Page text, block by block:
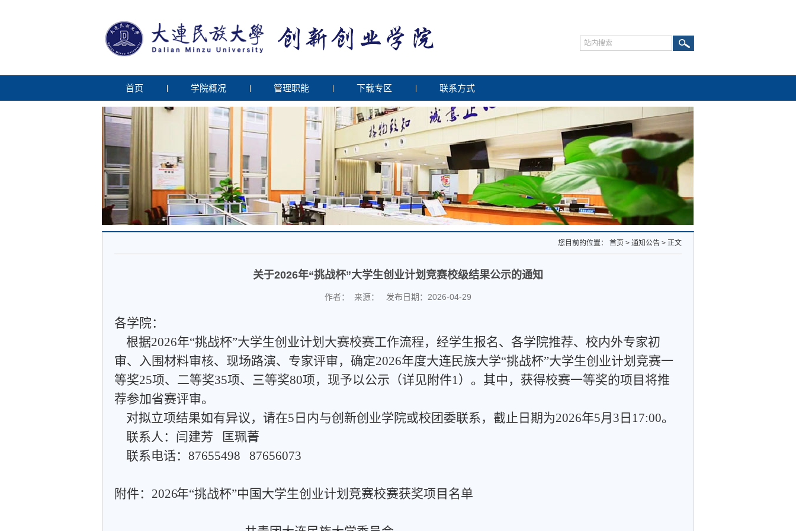
首页 学院概况 管理职能 下载专区 联系方式
您目前的位置： 首页 > 通知公告 > 正文
关于2026年“挑战杯”大学生创业计划竞赛校级结果公示的通知
作者： 来源： 发布日期：2026-04-29
各学院：
根据2026年“挑战杯”大学生创业计划大赛校赛工作流程， 经学生报名、 各学院推荐、校内外专家初
审、 入围材料审核、现场路演、专家评审，确定2026年度大连民族大学“挑战杯”大学生创业计划竞赛一
等奖25项、二等奖35项、 三等奖80项，现予以公示（详见附件1）。其中，获得校赛一等奖的项目将推
荐参加省赛评审。
对拟立项结果如有异议，请在5 日内与创新创业学院或校团委联系，截止日期为2026年5月 3 日 17:00。
联系人：闫建芳
匡珮菁
联系电话： 87655498 87656073
附件： 2026年“挑战杯”中国大学生创业计划竞赛校赛获奖项 目 名单